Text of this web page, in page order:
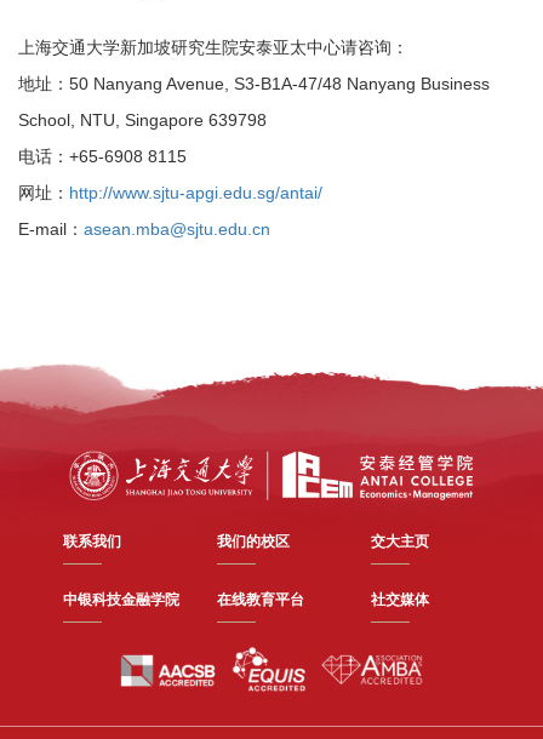
上海交通大学新加坡研究生院安泰亚太中心请咨询：
地址：50 Nanyang Avenue, S3-B1A-47/48 Nanyang Business
School, NTU, Singapore 639798
电话：+65-6908 8115
网址： http://www.sjtu-apgi.edu.sg/antai/
E-mail： asean.mba@sjtu.edu.cn
联系我们 我们的校区 交大主页
中银科技金融学院 在线教育平台 社交媒体